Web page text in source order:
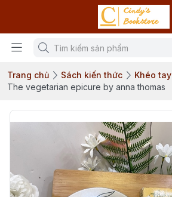
Trang chủ Sách kiến thức
Khéo tay
The vegetarian epicure by anna thomas